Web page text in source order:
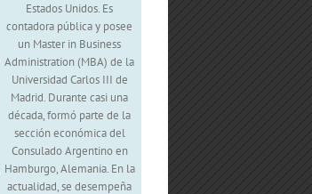
Estados Unidos. Es
contadora pública y posee
un Master in Business
Administration (MBA) de la
Universidad Carlos III de
Madrid. Durante casi una
década, formó parte de la
sección económica del
Consulado Argentino en
Hamburgo, Alemania. En la
actualidad, se desempeña